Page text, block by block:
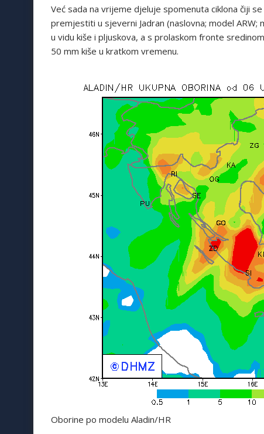
Već sada na vrijeme djeluje spomenuta ciklona čiji
premjestiti u sjeverni Jadran (naslovna; model
u vidu kiše i pljuskova, a s prolaskom fronte
50 mm kiše u kratkom vremenu.
Oborine po modelu Aladin/HR